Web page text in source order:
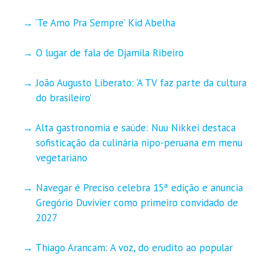
‘Te Amo Pra Sempre’ Kid Abelha
O lugar de fala de Djamila Ribeiro
João Augusto Liberato: ‘A TV faz parte da cultura
do brasileiro’
Alta gastronomia e saúde: Nuu Nikkei destaca
sofisticação da culinária nipo-peruana em menu
vegetariano
Navegar é Preciso celebra 15ª edição e anuncia
Gregório Duvivier como primeiro convidado de
2027
Thiago Arancam: A voz, do erudito ao popular